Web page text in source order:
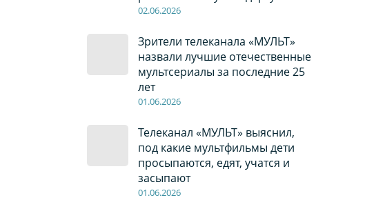
02.06.2026
Зрители телеканала «МУЛЬТ»
назвали лучшие отечественные
мультсериалы за последние 25
лет
01.06.2026
Телеканал «МУЛЬТ» выяснил,
под какие мультфильмы дети
просыпаются, едят, учатся и
засыпают
01.06.2026